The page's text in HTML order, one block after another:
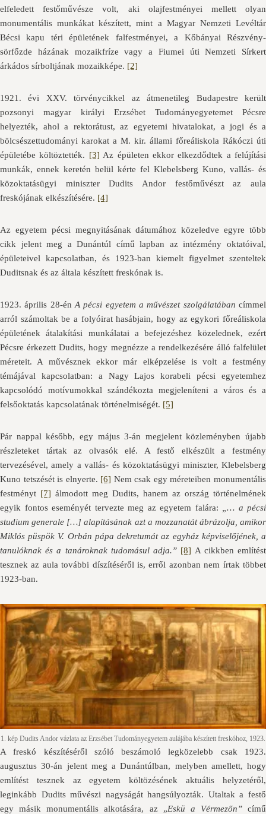
elfeledett festőművésze volt, aki olajfestményei mellett olyan
monumentális munkákat készített, mint a Magyar Nemzeti Levéltár
Bécsi kapu téri épületének falfestményei, a Kőbányai Részvény-
sörfőzde házának mozaikfríze vagy a Fiumei úti Nemzeti Sírkert
árkádos sírboltjának mozaikképe. [2]
1921. évi XXV. törvénycikkel az átmenetileg Budapestre került
pozsonyi magyar királyi Erzsébet Tudományegyetemet Pécsre
helyezték, ahol a rektorátust, az egyetemi hivatalokat, a jogi és a
bölcsészettudományi karokat a M. kir. állami főreáliskola Rákóczi úti
épületébe költöztették. [3] Az épületen ekkor elkezdődtek a felújítási
munkák, ennek keretén belül kérte fel Klebelsberg Kuno, vallás- és
közoktatásügyi miniszter Dudits Andor festőművészt az aula
freskójának elkészítésére. [4]
Az egyetem pécsi megnyitásának dátumához közeledve egyre több
cikk jelent meg a Dunántúl című lapban az intézmény oktatóival,
épületeivel kapcsolatban, és 1923-ban kiemelt figyelmet szenteltek
Duditsnak és az általa készített freskónak is.
1923. április 28-én A pécsi egyetem a művészet szolgálatában címmel
arról számoltak be a folyóirat hasábjain, hogy az egykori főreáliskola
épületének átalakítási munkálatai a befejezéshez közelednek, ezért
Pécsre érkezett Dudits, hogy megnézze a rendelkezésére álló falfelület
méreteit. A művésznek ekkor már elképzelése is volt a festmény
témájával kapcsolatban: a Nagy Lajos korabeli pécsi egyetemhez
kapcsolódó motívumokkal szándékozta megjeleníteni a város és a
felsőoktatás kapcsolatának történelmiségét. [5]
Pár nappal később, egy május 3-án megjelent közleményben újabb
részleteket tártak az olvasók elé. A festő elkészült a festmény
tervezésével, amely a vallás- és közoktatásügyi miniszter, Klebelsberg
Kuno tetszését is elnyerte. [6] Nem csak egy méreteiben monumentális
festményt [7] álmodott meg Dudits, hanem az ország történelmének
egyik fontos eseményét tervezte meg az egyetem falára:
„… a pécsi
studium generale […] alapításának azt a mozzanatát ábrázolja, amikor
Miklós püspök V. Orbán pápa dekretumát az egyház képviselőjének, a
tanulóknak és a tanároknak tudomásul adja.” [8] A cikkben említést
tesznek az aula további díszítéséről is, erről azonban nem írtak többet
1923-ban.
1. kép Dudits Andor vázlata az Erzsébet Tudományegyetem aulájába készített freskóhoz, 1923.
A freskó készítéséről szóló beszámoló legközelebb csak 1923.
augusztus 30-án jelent meg a Dunántúlban, melyben amellett, hogy
említést tesznek az egyetem költözésének aktuális helyzetéről,
leginkább Dudits művészi nagyságát hangsúlyozták. Utaltak a festő
egy másik monumentális alkotására, az „Eskü a Vérmezőn”című